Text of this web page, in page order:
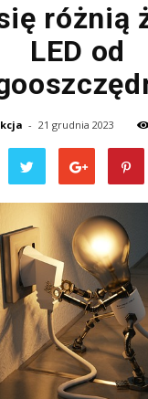
różnią
LED od
- 21 grudnia 2023